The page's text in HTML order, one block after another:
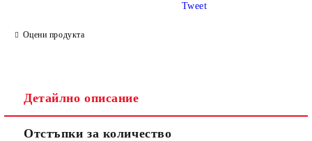
Оцени продукта
Tweet
Детайлно описание
Отстъпки за количество